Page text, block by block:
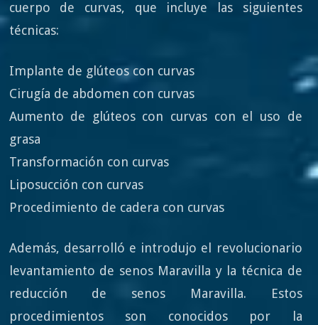
cuerpo de curvas, que incluye las siguientes
técnicas:
Implante de glúteos con curvas
Cirugía de abdomen con curvas
Aumento de glúteos con curvas con el uso de
grasa
Transformación con curvas
Liposucción con curvas
Procedimiento de cadera con curvas
Además, desarrolló e introdujo el revolucionario
levantamiento de senos Maravilla y la técnica de
reducción de senos Maravilla. Estos
procedimientos son conocidos por la